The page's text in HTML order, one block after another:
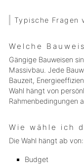
Typische Fragen
Welche
Gängige Bauweisen
Massivbau. Jede
Bauzeit,
Wahl hängt von
Rahmenbedingungen
Wie wähle ich
Die Wahl hängt ab von:
Budget